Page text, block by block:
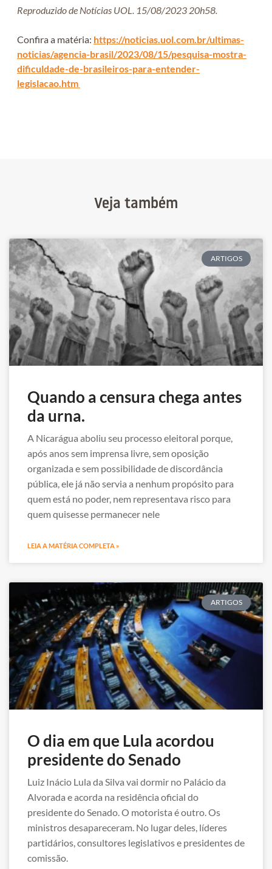
Reproduzido de Notícias UOL. 15/08/2023 20h58.
Confira a matéria: https://noticias.uol.com.br/ultimas-
noticias/agencia-brasil/2023/08/15/pesquisa-mostra-
dificuldade-de-brasileiros-para-entender-
legislacao.htm
Veja também
ARTIGOS
Quando a censura chega antes
da urna.
A Nicarágua aboliu seu processo eleitoral porque,
após anos sem imprensa livre, sem oposição
organizada e sem possibilidade de discordância
pública, ele já não servia a nenhum propósito para
quem está no poder, nem representava risco para
quem quisesse permanecer nele
LEIA A MATÉRIA COMPLETA »
ARTIGOS
O dia em que Lula acordou
presidente do Senado
Luiz Inácio Lula da Silva vai dormir no Palácio da
Alvorada e acorda na residência oficial do
presidente do Senado. O motorista é outro. Os
ministros desapareceram. No lugar deles, líderes
partidários, consultores legislativos e presidentes de
comissão.